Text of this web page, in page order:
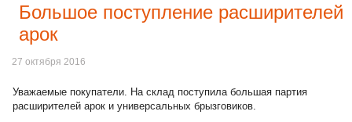
Большое поступление расширителей
арок
27 октября 2016
Уважаемые покупатели. На склад поступила большая партия
расширителей арок и универсальных брызговиков.